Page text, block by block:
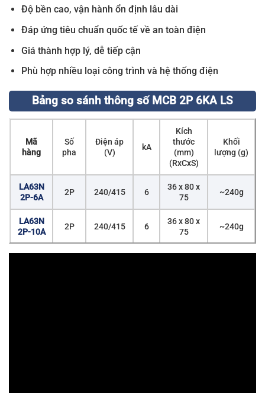
Độ bền cao, vận hành ổn định lâu dài
Đáp ứng tiêu chuẩn quốc tế về an toàn điện
Giá thành hợp lý, dễ tiếp cận
Phù hợp nhiều loại công trình và hệ thống điện
Bảng so sánh thông số MCB 2P 6KA LS
Mã
hàng
Số
pha
Điện áp
(V)
kA
Kích
thước
(mm)
(RxCxS)
Khối
lượng (g)
LA63N
2P-6A
2P 240/415 6
36 x 80 x
75
~240g
LA63N
2P-10A
2P 240/415 6
36 x 80 x
75
~240g
LA63N
36 x 80 x